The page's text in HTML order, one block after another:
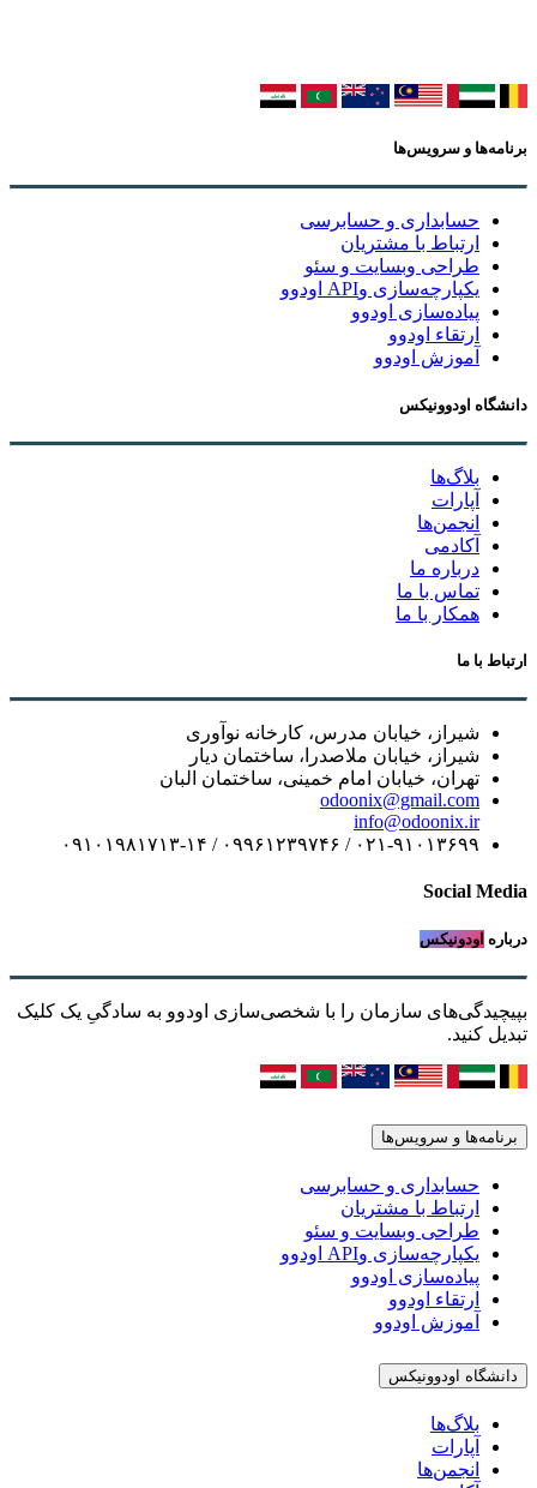
برنامه‌ها و سرویس‌ها
حسابداری و حسابرسی
ارتباط با مشتریان
طراحی وبسایت و سئو
یکپارچه‌سازی وAPI اودوو
پیاده‌سازی اودوو
ارتقاء اودوو
آموزش اودوو
دانشگاه اودوونیکس
بلاگ‌ها
آپارات
انجمن‌ها
آکادمی
درباره ما
تماس با ما
همکار با ما
ارتباط با ما
شیراز، خیابان مدرس، کارخانه نوآوری
شیراز، خیابان ملاصدرا، ساختمان دیار
تهران، خیابان امام خمینی، ساختمان البان
odoonix@gmail.com
info@odoonix.ir
۰۲۱-۹۱۰۱۳۶۹۹ / ۰۹۹۶۱۲۳۹۷۴۶ / ۰۹۱۰۱۹۸۱۷۱۳-۱۴
Social Media
درباره اودونیکس
بپیچیدگی‌های سازمان را با شخصی‌سازی اودوو به سادگیِ یک کلیک
تبدیل کنید.
برنامه‌ها و سرویس‌ها
حسابداری و حسابرسی
ارتباط با مشتریان
طراحی وبسایت و سئو
یکپارچه‌سازی وAPI اودوو
پیاده‌سازی اودوو
ارتقاء اودوو
آموزش اودوو
دانشگاه اودوونیکس
بلاگ‌ها
آپارات
انجمن‌ها